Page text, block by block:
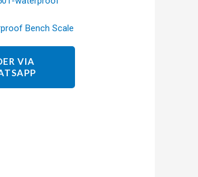
Bench Scale
VIA